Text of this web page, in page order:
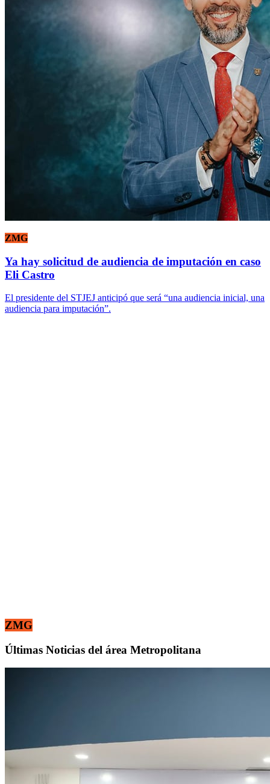
ZMG
Ya hay solicitud de audiencia de imputación en caso
Eli Castro
El presidente del STJEJ anticipó que será “una audiencia inicial, una
audiencia para imputación”.
ZMG
Últimas Noticias del área Metropolitana